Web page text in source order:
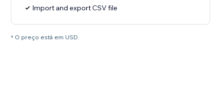
Import and export CSV file
* O preço está em USD.